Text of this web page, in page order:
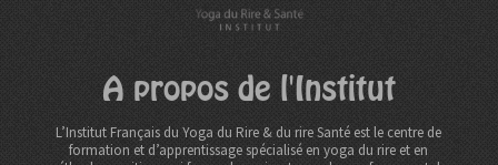
A propos de l'Institut
L’Institut Français du Yoga du Rire & du rire Santé est le centre de
formation et d’apprentissage spécialisé en yoga du rire et en